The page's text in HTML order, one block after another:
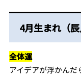
4月生まれ
全体運
アイデアが浮かん